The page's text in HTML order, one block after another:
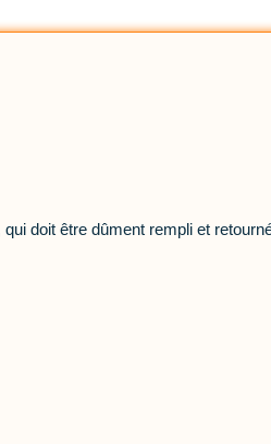
qui doit être dûment rempli et